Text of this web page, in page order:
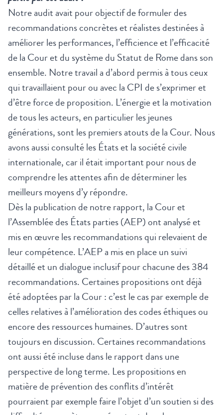
Notre audit avait pour objectif de formuler des
recommandations concrètes et réalistes destinées à
améliorer les performances, l’efficience et l’efficacité
de la Cour et du système du Statut de Rome dans son
ensemble. Notre travail a d’abord permis à tous ceux
qui travaillaient pour ou avec la CPI de s’exprimer et
d’être force de proposition. L’énergie et la motivation
de tous les acteurs, en particulier les jeunes
générations, sont les premiers atouts de la Cour. Nous
avons aussi consulté les États et la société civile
internationale, car il était important pour nous de
comprendre les attentes afin de déterminer les
meilleurs moyens d’y répondre.
Dès la publication de notre rapport, la Cour et
l’Assemblée des États parties (AEP) ont analysé et
mis en œuvre les recommandations qui relevaient de
leur compétence. L’AEP a mis en place un suivi
détaillé et un dialogue inclusif pour chacune des 384
recommandations. Certaines propositions ont déjà
été adoptées par la Cour : c’est le cas par exemple de
celles relatives à l’amélioration des codes éthiques ou
encore des ressources humaines. D’autres sont
toujours en discussion. Certaines recommandations
ont aussi été incluse dans le rapport dans une
perspective de long terme. Les propositions en
matière de prévention des conflits d’intérêt
pourraient par exemple faire l’objet d’un soutien si des